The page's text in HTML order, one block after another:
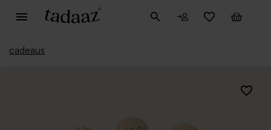
cadeaus